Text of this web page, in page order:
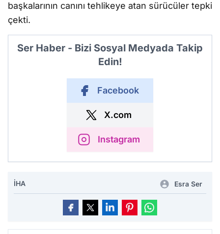
başkalarının canını tehlikeye atan sürücüler tepki
çekti.
Ser Haber - Bizi Sosyal Medyada Takip
Edin!
Facebook
X.com
Instagram
İHA Esra Ser